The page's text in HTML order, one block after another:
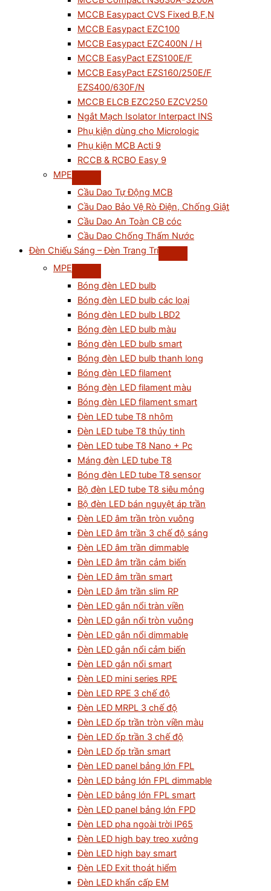
MCCB Easypact CVS Fixed B,F,N
MCCB Easypact EZC100
MCCB Easypact EZC400N / H
MCCB EasyPact EZS100E/F
MCCB EasyPact EZS160/250E/F
EZS400/630F/N
MCCB ELCB EZC250 EZCV250
Ngắt Mạch Isolator Interpact INS
Phụ kiện dùng cho Micrologic
Phụ kiện MCB Acti 9
RCCB & RCBO Easy 9
MPE
Cầu Dao Tự Động MCB
Cầu Dao Bảo Vệ Rò Điện, Chống Giật
Cầu Dao An Toàn CB cóc
Cầu Dao Chống Thấm Nước
Đèn Chiếu Sáng – Đèn Trang Trí
MPE
Bóng đèn LED bulb
Bóng đèn LED bulb các loại
Bóng đèn LED bulb LBD2
Bóng đèn LED bulb màu
Bóng đèn LED bulb smart
Bóng đèn LED bulb thanh long
Bóng đèn LED filament
Bóng đèn LED filament màu
Bóng đèn LED filament smart
Đèn LED tube T8 nhôm
Đèn LED tube T8 thủy tinh
Đèn LED tube T8 Nano + Pc
Máng đèn LED tube T8
Bóng đèn LED tube T8 sensor
Bộ đèn LED tube T8 siêu mỏng
Bộ đèn LED bán nguyệt áp trần
Đèn LED âm trần tròn vuông
Đèn LED âm trần 3 chế độ sáng
Đèn LED âm trần dimmable
Đèn LED âm trần cảm biến
Đèn LED âm trần smart
Đèn LED âm trần slim RP
Đèn LED gắn nổi tràn viền
Đèn LED gắn nổi tròn vuông
Đèn LED gắn nổi dimmable
Đèn LED gắn nổi cảm biến
Đèn LED gắn nổi smart
Đèn LED mini series RPE
Đèn LED RPE 3 chế độ
Đèn LED MRPL 3 chế độ
Đèn LED ốp trần tròn viền màu
Đèn LED ốp trần 3 chế độ
Đèn LED ốp trần smart
Đèn LED panel bảng lớn FPL
Đèn LED bảng lớn FPL dimmable
Đèn LED bảng lớn FPL smart
Đèn LED panel bảng lớn FPD
Đèn LED pha ngoài trời IP65
Đèn LED high bay treo xưởng
Đèn LED high bay smart
Đèn LED Exit thoát hiểm
Đèn LED khẩn cấp EM